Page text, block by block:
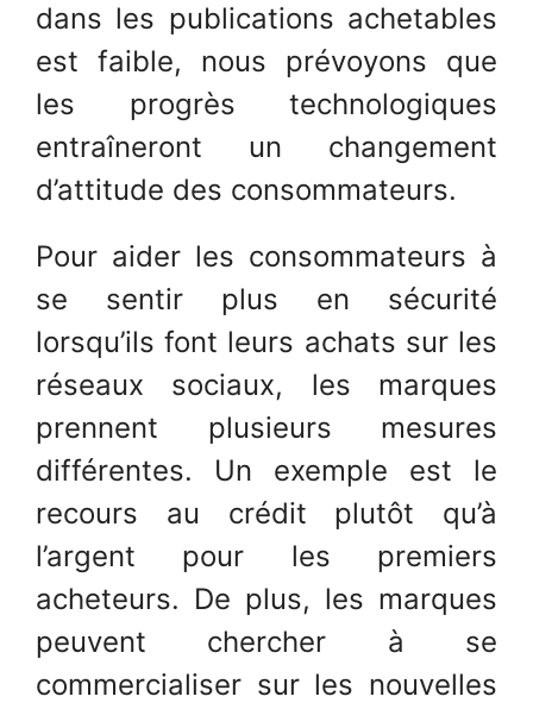
dans les publications achetables
est faible, nous prévoyons que
les progrès technologiques
entraîneront un changement
d’attitude des consommateurs.
Pour aider les consommateurs à
se sentir plus en sécurité
lorsqu’ils font leurs achats sur les
réseaux sociaux, les marques
prennent plusieurs mesures
différentes. Un exemple est le
recours au crédit plutôt qu’à
l’argent pour les premiers
acheteurs. De plus, les marques
peuvent chercher à se
commercialiser sur les nouvelles